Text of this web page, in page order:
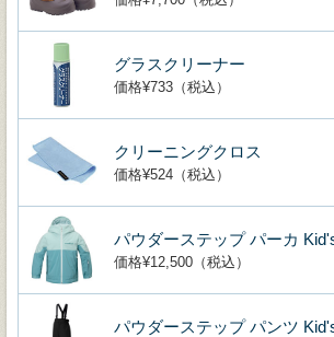
グラスクリーナー
価格¥733（税込）
クリーニングクロス
価格¥524（税込）
パウダーステップ パーカ
価格¥12,500（税込）
パウダーステップ パンツ